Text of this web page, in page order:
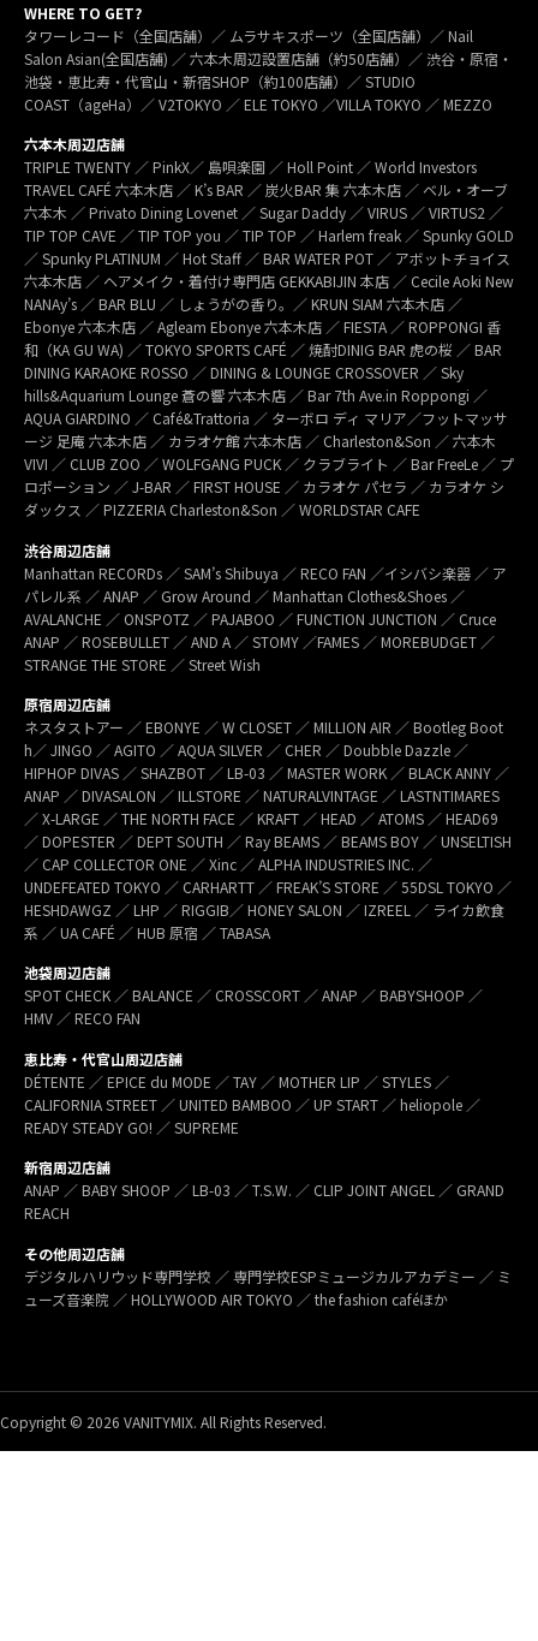
WHERE TO GET?
タワーレコード（全国店舗）／ ムラサキスポーツ（全国店舗）／ Nail
Salon Asian(全国店舗) ／ 六本木周辺設置店舗（約50店舗）／ 渋谷・原宿・
池袋・恵比寿・代官山・新宿SHOP（約100店舗）／ STUDIO
COAST（ageHa）／ V2TOKYO ／ ELE TOKYO ／VILLA TOKYO ／ MEZZO
六本木周辺店舗
TRIPLE TWENTY ／ PinkX／ 島唄楽園 ／ Holl Point ／ World Investors
TRAVEL CAFÉ 六本木店 ／ K’s BAR ／ 炭火BAR 集 六本木店 ／ ベル・オーブ
六本木 ／ Privato Dining Lovenet ／ Sugar Daddy ／ VIRUS ／ VIRTUS2 ／
TIP TOP CAVE ／ TIP TOP you ／ TIP TOP ／ Harlem freak ／ Spunky GOLD
／ Spunky PLATINUM ／ Hot Staff ／ BAR WATER POT ／ アボットチョイス
六本木店 ／ ヘアメイク・着付け専門店 GEKKABIJIN 本店 ／ Cecile Aoki New
NANAy’s ／ BAR BLU ／ しょうがの香り。／ KRUN SIAM 六本木店 ／
Ebonye 六本木店 ／ Agleam Ebonye 六本木店 ／ FIESTA ／ ROPPONGI 香
和（KA GU WA) ／ TOKYO SPORTS CAFÉ ／ 焼酎DINIG BAR 虎の桜 ／ BAR
DINING KARAOKE ROSSO ／ DINING & LOUNGE CROSSOVER ／ Sky
hills&Aquarium Lounge 蒼の響 六本木店 ／ Bar 7th Ave.in Roppongi ／
AQUA GIARDINO ／ Café&Trattoria ／ ターボロ ディ マリア／フットマッサ
ージ 足庵 六本木店 ／ カラオケ館 六本木店 ／ Charleston&Son ／ 六本木
VIVI ／ CLUB ZOO ／ WOLFGANG PUCK ／ クラブライト ／ Bar FreeLe ／ プ
ロポーション ／ J-BAR ／ FIRST HOUSE ／ カラオケ パセラ ／ カラオケ シ
ダックス ／ PIZZERIA Charleston&Son ／ WORLDSTAR CAFE
渋谷周辺店舗
Manhattan RECORDs ／ SAM’s Shibuya ／ RECO FAN ／イシバシ楽器 ／ ア
パレル系 ／ ANAP ／ Grow Around ／ Manhattan Clothes&Shoes ／
AVALANCHE ／ ONSPOTZ ／ PAJABOO ／ FUNCTION JUNCTION ／ Cruce
ANAP ／ ROSEBULLET ／ AND A ／ STOMY ／FAMES ／ MOREBUDGET ／
STRANGE THE STORE ／ Street Wish
原宿周辺店舗
ネスタストアー ／ EBONYE ／ W CLOSET ／ MILLION AIR ／ Bootleg Boot
h／ JINGO ／ AGITO ／ AQUA SILVER ／ CHER ／ Doubble Dazzle ／
HIPHOP DIVAS ／ SHAZBOT ／ LB-03 ／ MASTER WORK ／ BLACK ANNY ／
ANAP ／ DIVASALON ／ ILLSTORE ／ NATURALVINTAGE ／ LASTNTIMARES
／ X-LARGE ／ THE NORTH FACE ／ KRAFT ／ HEAD ／ ATOMS ／ HEAD69
／ DOPESTER ／ DEPT SOUTH ／ Ray BEAMS ／ BEAMS BOY ／ UNSELTISH
／ CAP COLLECTOR ONE ／ Xinc ／ ALPHA INDUSTRIES INC. ／
UNDEFEATED TOKYO ／ CARHARTT ／ FREAK’S STORE ／ 55DSL TOKYO ／
HESHDAWGZ ／ LHP ／ RIGGIB／ HONEY SALON ／ IZREEL ／ ライカ飲食
系 ／ UA CAFÉ ／ HUB 原宿 ／ TABASA
池袋周辺店舗
SPOT CHECK ／ BALANCE ／ CROSSCORT ／ ANAP ／ BABYSHOOP ／
HMV ／ RECO FAN
恵比寿・代官山周辺店舗
DÉTENTE ／ EPICE du MODE ／ TAY ／ MOTHER LIP ／ STYLES ／
CALIFORNIA STREET ／ UNITED BAMBOO ／ UP START ／ heliopole ／
READY STEADY GO! ／ SUPREME
新宿周辺店舗
ANAP ／ BABY SHOOP ／ LB-03 ／ T.S.W. ／ CLIP JOINT ANGEL ／ GRAND
REACH
その他周辺店舗
デジタルハリウッド専門学校 ／ 専門学校ESPミュージカルアカデミー ／ ミ
ューズ音楽院 ／ HOLLYWOOD AIR TOKYO ／ the fashion caféほか
Copyright © 2026 VANITYMIX. All Rights Reserved.